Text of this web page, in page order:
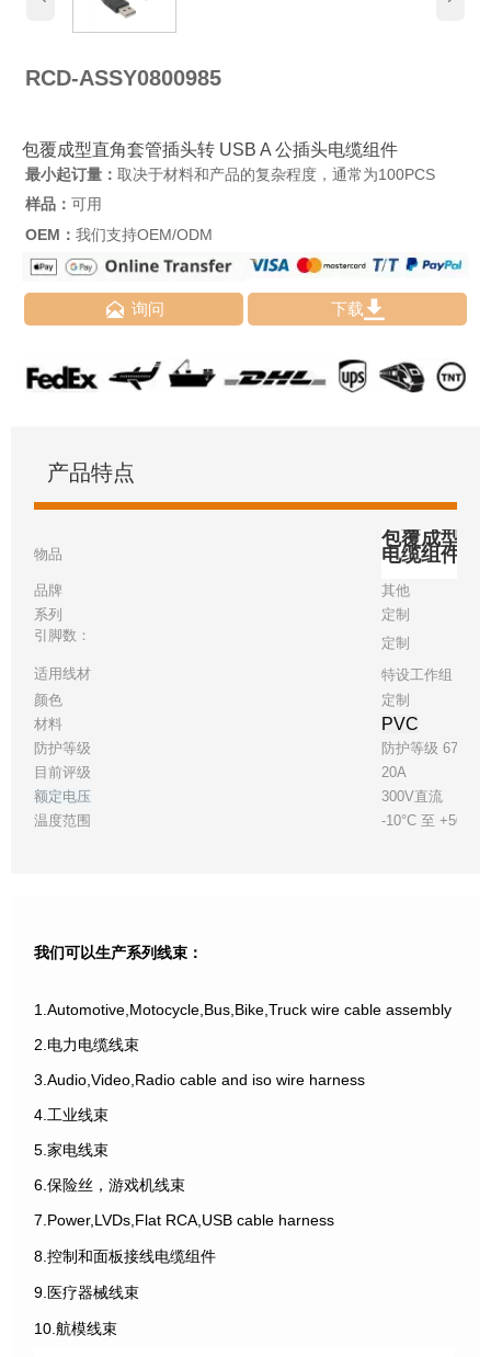
RCD-ASSY0800985
包覆成型直角套管插头转 USB A 公插头电缆组件
最小起订量： 取决于材料和产品的复杂程度，通常为100PCS
样品： 可用
OEM： 我们支持OEM/ODM
 询问 下载
产品特点
物品
包覆成型直
电缆组件
品牌
其他
系列
定制
引脚数：
定制
适用线材
特设工作组 22
颜色
定制
材料
PVC
防护等级
防护等级 67
目前评级
20A
额定电压
300V直流
温度范围
-10°C 至 +50°C
我们可以生产系列线束：
1.Automotive,Motocycle,Bus,Bike,Truck wire cable assembly
2.电力电缆线束
3.Audio,Video,Radio cable and iso wire harness
4.工业线束
5.家电线束
6.保险丝，游戏机线束
7.Power,LVDs,Flat RCA,USB cable harness
8.控制和面板接线电缆组件
9.医疗器械线束
10.航模线束